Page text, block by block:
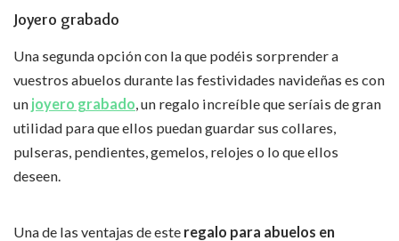
Joyero grabado
Una segunda opción con la que podéis sorprender a
vuestros abuelos durante las festividades navideñas es con
un joyero grabado, un regalo increíble que seríais de gran
utilidad para que ellos puedan guardar sus collares,
pulseras, pendientes, gemelos, relojes o lo que ellos
deseen.
Una de las ventajas de este regalo para abuelos en